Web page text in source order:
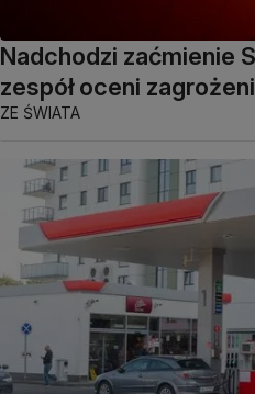
Nadchodzi zaćmienie
zespół oceni
ZE ŚWIATA